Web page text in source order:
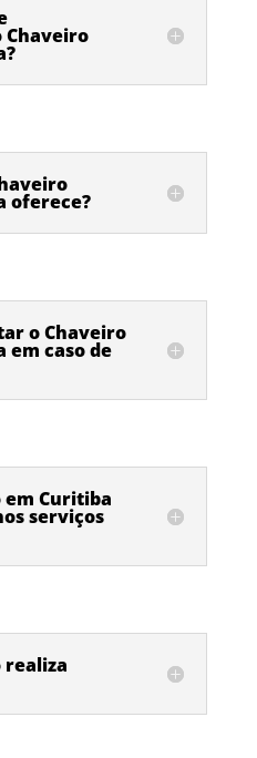
oferece?
o Chaveiro
em caso de
em Curitiba
serviços
realiza